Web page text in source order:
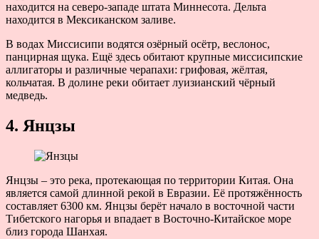
находится на северо-западе штата Миннесота. Дельта
находится в Мексиканском заливе.
В водах Миссисипи водятся озёрный осётр, веслонос,
панцирная щука. Ещё здесь обитают крупные миссисипские
аллигаторы и различные черапахи: грифовая, жёлтая,
кольчатая. В долине реки обитает луизианский чёрный
медведь.
4. Янцзы
Янцзы – это река, протекающая по территории Китая. Она
является самой длинной рекой в Евразии. Её протяжённость
составляет 6300 км. Янцзы берёт начало в восточной части
Тибетского нагорья и впадает в Восточно-Китайское море
близ города Шанхая.